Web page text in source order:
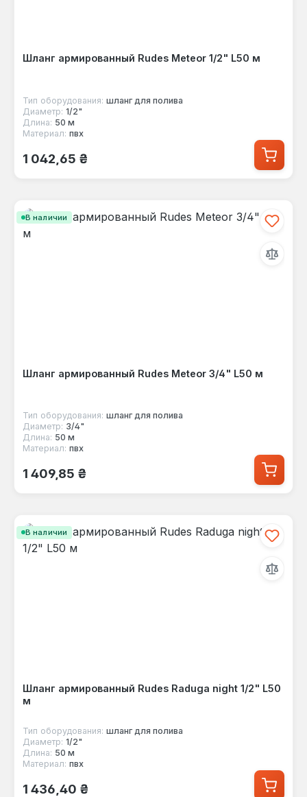
Шланг армированный Rudes Meteor 1/2" L50 м
Тип оборудования: шланг для полива
Диаметр: 1/2"
Длина: 50 м
Материал: пвх
Обычная цена:
1 042,65 ₴
В наличии
Шланг армированный Rudes Meteor 3/4" L50 м
Тип оборудования: шланг для полива
Диаметр: 3/4"
Длина: 50 м
Материал: пвх
Обычная цена:
1 409,85 ₴
В наличии
Шланг армированный Rudes Raduga night 1/2" L50
м
Тип оборудования: шланг для полива
Диаметр: 1/2"
Длина: 50 м
Материал: пвх
Обычная цена:
1 436,40 ₴